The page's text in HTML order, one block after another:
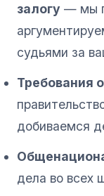
залогу — мы
судьями за
Требования
добиваемся
дела во всех